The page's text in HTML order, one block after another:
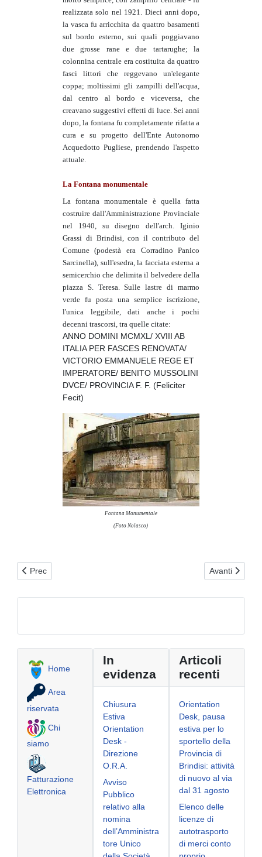
realizzata solo nel 1921. Dieci anni dopo,
la vasca fu arricchita da quattro basamenti
sul bordo esterno, sui quali poggiavano
due grosse rane e due tartarughe; la
colonnina centrale era costituita da quattro
fasci littori che reggevano un'elegante
coppa; moltissimi gli zampilli dell'acqua,
dal centro al bordo e viceversa, che
creavano suggestivi effetti di luce. Sei anni
dopo, la fontana fu completamente rifatta a
cura e su progetto dell'Ente Autonomo
Acquedotto Pugliese, prendendo l'aspetto
attuale.
La Fontana monumentale
La fontana monumentale è quella fatta
costruire dall'Amministrazione Provinciale
nel 1940, su disegno dell'arch. Iginio
Grassi di Brindisi, con il contributo del
Comune (podestà era Corradino Panico
Sarcinella), sull'esedra, la facciata esterna a
semicerchio che delimita il belvedere della
piazza S. Teresa. Sulle lastre di marmo
verde fu posta una semplice iscrizione,
l'unica leggibile, dati anche i pochi
decenni trascorsi, tra quelle citate:
ANNO DOMINI MCMXL/ XVIII AB
ITALIA PER FASCES RENOVATA/
VICTORIO EMMANUELE REGE ET
IMPERATORE/ BENITO MUSSOLINI
DVCE/ PROVINCIA F. F. (Feliciter
Fecit)
Fontana Monumentale
(Foto Nolasco)
Articolo precedente: Le masserie
Prec Articolo
Avanti
Home
Area
riservata
Chi
siamo
Fatturazione
Elettronica
In
evidenza
Chiusura
Estiva
Orientation
Desk -
Direzione
O.R.A.
Avviso
Pubblico
relativo alla
nomina
dell’Amministra
tore Unico
Articoli
recenti
Orientation
Desk, pausa
estiva per lo
sportello della
Provincia di
Brindisi: attività
di nuovo al via
dal 31 agosto
Elenco delle
licenze di
autotrasporto
di merci conto